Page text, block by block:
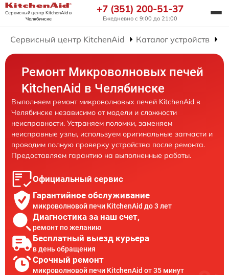
Сервисный центр KitchenAidв
Челябинске
+7 (351) 200-51-37
Ежедневно с 9:00 до 21:00
Сервисный центр KitchenAid Каталог устройств
Ремонт Микроволновых печей
KitchenAid в Челябинске
Выполняем ремонт микроволновых печей KitchenAid в
Челябинске независимо от модели и сложности
неисправности. Устраняем поломки, заменяем
неисправные узлы, используем оригинальные запчасти и
проводим полную проверку устройства после ремонта.
Предоставляем гарантию на выполненные работы.
Официальный сервис
Гарантийное обслуживание
микроволновой печи KitchenAid до 3 лет
Диагностика за наш счет,
ремонт по желанию
Бесплатный выезд курьера
в день обращения
Срочный ремонт
микроволновой печи KitchenAid от 35 минут